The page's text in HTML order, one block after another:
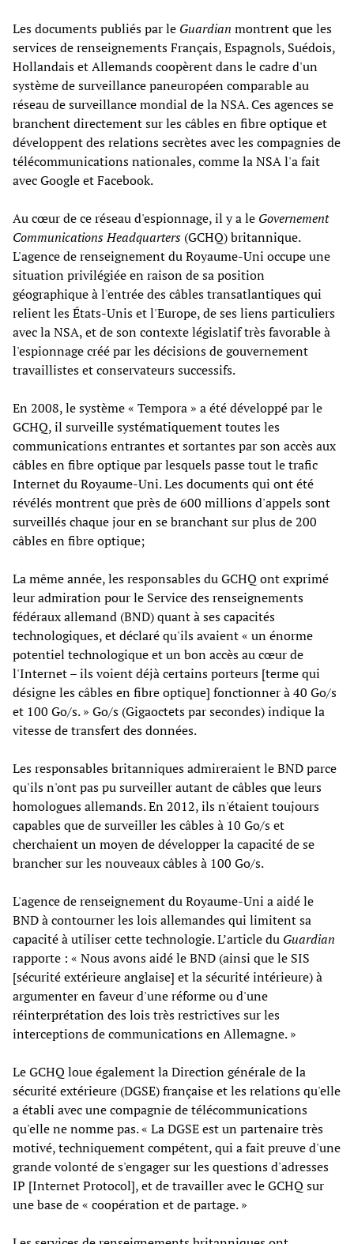
Les documents publiés par le Guardian montrent que les
services de renseignements Français, Espagnols, Suédois,
Hollandais et Allemands coopèrent dans le cadre d'un
système de surveillance paneuropéen comparable au
réseau de surveillance mondial de la NSA. Ces agences se
branchent directement sur les câbles en fibre optique et
développent des relations secrètes avec les compagnies de
télécommunications nationales, comme la NSA l'a fait
avec Google et Facebook.
Au cœur de ce réseau d'espionnage, il y a le Governement
Communications Headquarters (GCHQ) britannique.
L'agence de renseignement du Royaume-Uni occupe une
situation privilégiée en raison de sa position
géographique à l'entrée des câbles transatlantiques qui
relient les États-Unis et l'Europe, de ses liens particuliers
avec la NSA, et de son contexte législatif très favorable à
l'espionnage créé par les décisions de gouvernement
travaillistes et conservateurs successifs.
En 2008, le système « Tempora » a été développé par le
GCHQ, il surveille systématiquement toutes les
communications entrantes et sortantes par son accès aux
câbles en fibre optique par lesquels passe tout le trafic
Internet du Royaume-Uni. Les documents qui ont été
révélés montrent que près de 600 millions d'appels sont
surveillés chaque jour en se branchant sur plus de 200
câbles en fibre optique;
La même année, les responsables du GCHQ ont exprimé
leur admiration pour le Service des renseignements
fédéraux allemand (BND) quant à ses capacités
technologiques, et déclaré qu'ils avaient « un énorme
potentiel technologique et un bon accès au cœur de
l'Internet – ils voient déjà certains porteurs [terme qui
désigne les câbles en fibre optique] fonctionner à 40 Go/s
et 100 Go/s. » Go/s (Gigaoctets par secondes) indique la
vitesse de transfert des données.
Les responsables britanniques admireraient le BND parce
qu'ils n'ont pas pu surveiller autant de câbles que leurs
homologues allemands. En 2012, ils n'étaient toujours
capables que de surveiller les câbles à 10 Go/s et
cherchaient un moyen de développer la capacité de se
brancher sur les nouveaux câbles à 100 Go/s.
L'agence de renseignement du Royaume-Uni a aidé le
BND à contourner les lois allemandes qui limitent sa
capacité à utiliser cette technologie. L’article du Guardian
rapporte : « Nous avons aidé le BND (ainsi que le SIS
[sécurité extérieure anglaise] et la sécurité intérieure) à
argumenter en faveur d'une réforme ou d'une
réinterprétation des lois très restrictives sur les
interceptions de communications en Allemagne. »
Le GCHQ loue également la Direction générale de la
sécurité extérieure (DGSE) française et les relations qu'elle
a établi avec une compagnie de télécommunications
qu'elle ne nomme pas. « La DGSE est un partenaire très
motivé, techniquement compétent, qui a fait preuve d'une
grande volonté de s'engager sur les questions d'adresses
IP [Internet Protocol], et de travailler avec le GCHQ sur
une base de « coopération et de partage. »